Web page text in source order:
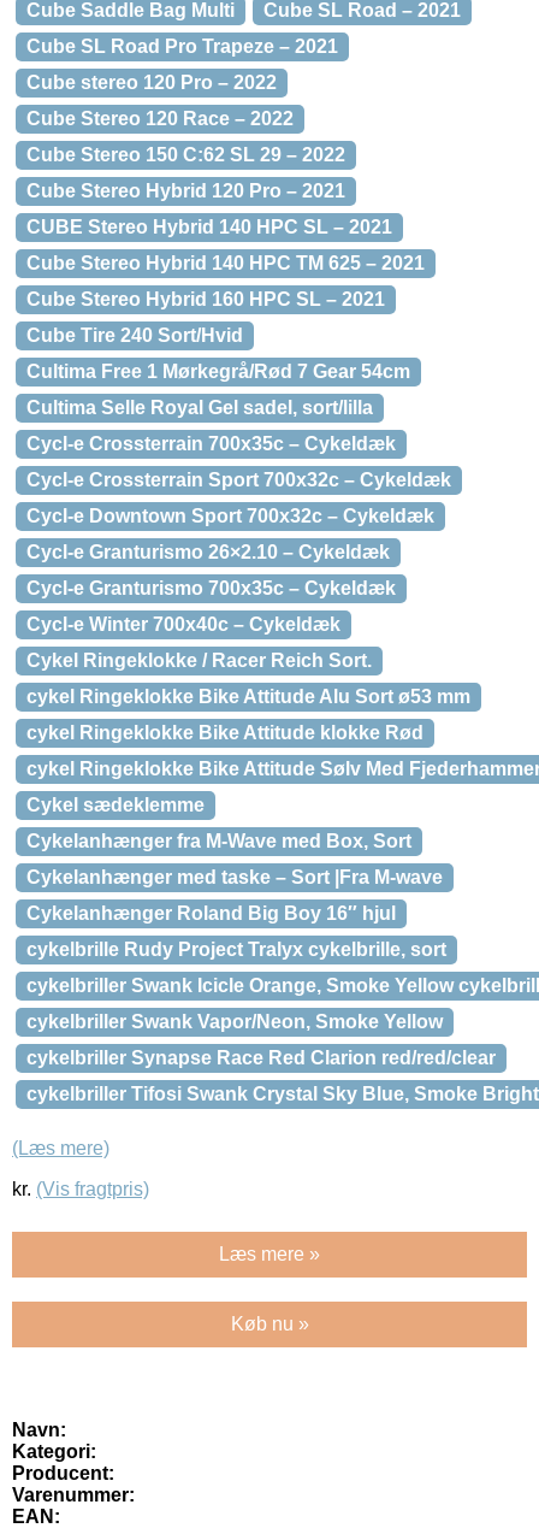
Cube Saddle Bag Multi
Cube SL Road – 2021
Cube SL Road Pro Trapeze – 2021
Cube stereo 120 Pro – 2022
Cube Stereo 120 Race – 2022
Cube Stereo 150 C:62 SL 29 – 2022
Cube Stereo Hybrid 120 Pro – 2021
CUBE Stereo Hybrid 140 HPC SL – 2021
Cube Stereo Hybrid 140 HPC TM 625 – 2021
Cube Stereo Hybrid 160 HPC SL – 2021
Cube Tire 240 Sort/Hvid
Cultima Free 1 Mørkegrå/Rød 7 Gear 54cm
Cultima Selle Royal Gel sadel, sort/lilla
Cycl-e Crossterrain 700x35c – Cykeldæk
Cycl-e Crossterrain Sport 700x32c – Cykeldæk
Cycl-e Downtown Sport 700x32c – Cykeldæk
Cycl-e Granturismo 26×2.10 – Cykeldæk
Cycl-e Granturismo 700x35c – Cykeldæk
Cycl-e Winter 700x40c – Cykeldæk
Cykel Ringeklokke / Racer Reich Sort.
cykel Ringeklokke Bike Attitude Alu Sort ø53 mm
cykel Ringeklokke Bike Attitude klokke Rød
cykel Ringeklokke Bike Attitude Sølv Med
Cykel sædeklemme
Cykelanhænger fra M-Wave med Box, Sort
Cykelanhænger med taske – Sort |Fra M-wave
Cykelanhænger Roland Big Boy 16″ hjul
cykelbrille Rudy Project Tralyx cykelbrille, sort
cykelbriller Swank Icicle Orange, Smoke Yellow
cykelbriller Swank Vapor/Neon, Smoke Yellow
cykelbriller Synapse Race Red Clarion red/red/clear
cykelbriller Tifosi Swank Crystal Sky Blue, Smoke
(Læs mere)
kr. (Vis fragtpris)
Læs mere »
Køb nu »
Navn:
Kategori:
Producent:
Varenummer:
EAN: